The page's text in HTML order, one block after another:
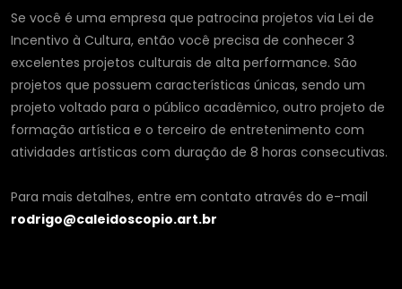
Se você é uma empresa que patrocina projetos via Lei de
Incentivo à Cultura, então você precisa de conhecer 3
excelentes projetos culturais de alta performance. São
projetos que possuem características únicas, sendo um
projeto voltado para o público acadêmico, outro projeto de
formação artística e o terceiro de entretenimento com
atividades artísticas com duração de 8 horas consecutivas.
Para mais detalhes, entre em contato através do e-mail
rodrigo@caleidoscopio.art.br